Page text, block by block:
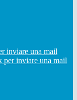
inviare una mail
per inviare una mail